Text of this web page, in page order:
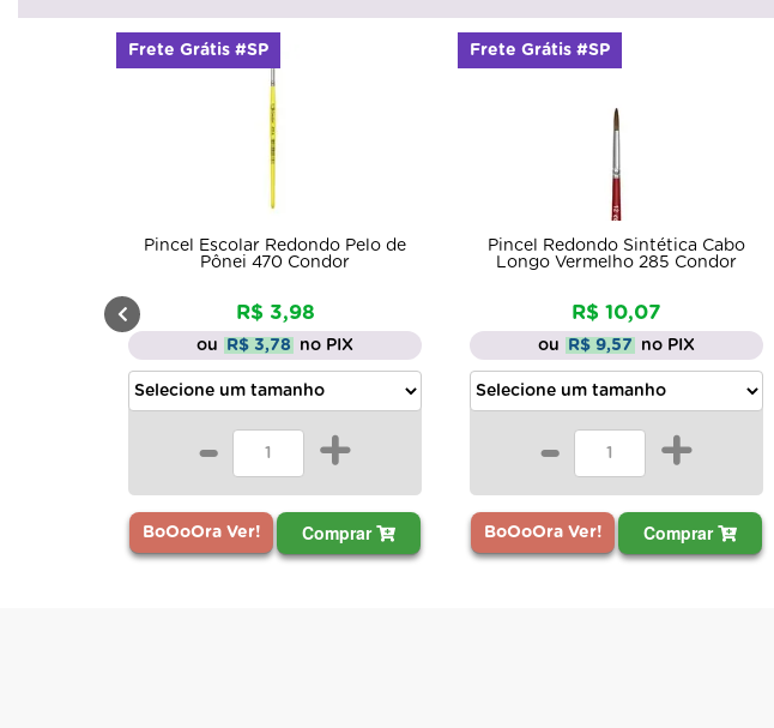
Pincel Escolar Redondo Pelo de
Pônei 470 Condor
R$ 3,98
ou R$ 3,78 no PIX
- +
BoOoOra Ver! Comprar
Frete Grátis #SP
Pincel Redondo Sintética Cabo
Longo Vermelho 285 Condor
R$ 10,07
ou R$ 9,57 no PIX
- +
BoOoOra Ver! Comprar
Frete Grátis #SP